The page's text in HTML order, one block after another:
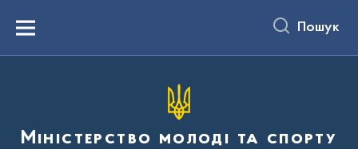
вмістуMenu Пошук
Міністерство молоді та спорту